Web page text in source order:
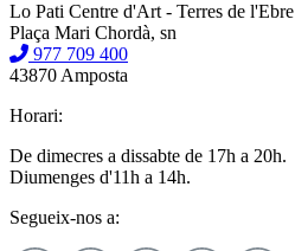
Lo Pati Centre d'Art - Terres de l'Ebre
Plaça Mari Chordà, sn
977 709 400
43870 Amposta
Horari:
De dimecres a dissabte de 17h a 20h.
Diumenges d'11h a 14h.
Segueix-nos a: